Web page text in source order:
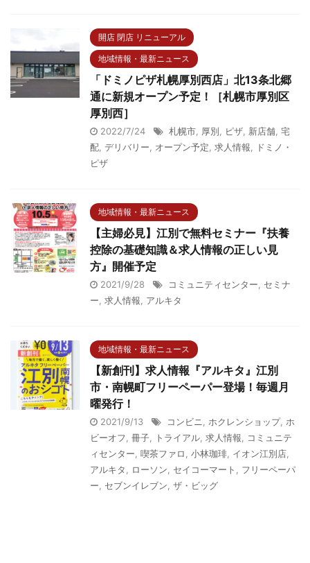
開店 閉店 リニューアル
地域情報・最新ニュース
「ドミノピザ札幌厚別西店」北13条北郷
通に新規オープン予定！［札幌市厚別区
厚別西］
2022/7/24 札幌市, 厚別, ピザ, 新店舗, 宅
配, デリバリー, オープン予定, 求人情報, ドミノ・
ピザ
地域情報・最新ニュース
【主婦必見】江別で無料セミナー『扶養
控除の基礎知識＆求人情報の正しい見
方』開催予定
2021/9/28 コミュニティセンター, セミナ
ー, 求人情報, アルキタ
地域情報・最新ニュース
【新創刊】求人情報『アルキタ』江別
市・南幌町フリーペーパー登場！毎週月
曜発行！
2021/9/13 コンビニ, ホクレンショップ, ホ
ビーオフ, 冊子, トライアル, 求人情報, コミュニテ
ィセンター, 喫茶ファロ, 小林珈琲, イオン江別店,
アルキタ, ローソン, セイコーマート , フリーペーパ
ー, セブンイレブン, ザ・ビッグ